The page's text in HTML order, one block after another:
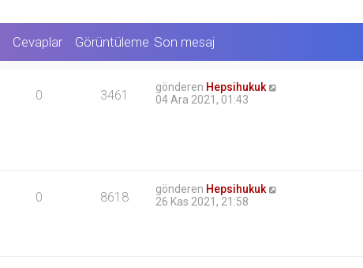
Cevaplar Görüntüleme Son mesaj
0 3461 gönderen Hepsihukuk
04 Ara 2021, 01:43
0 8618 gönderen Hepsihukuk
26 Kas 2021, 21:58